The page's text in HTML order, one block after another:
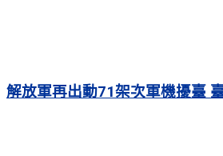
解放軍再出動71架次軍機擾臺